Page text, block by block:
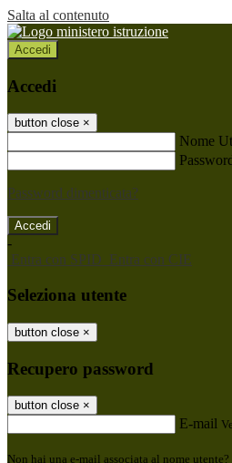
Salta al contenuto
Accedi
Accedi
button close ×
Nome
Password dimenticata?
-
Entra con SPID Entra con CIE
Seleziona utente
button close ×
Recupero password
button close ×
E-mail
Non hai una e-mail associata al nome